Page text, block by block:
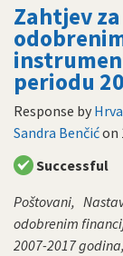
Zahtjev
periodu
Response by
Sandra Benčićon
Successful
Poštovani,
odobrenim
2007-2017